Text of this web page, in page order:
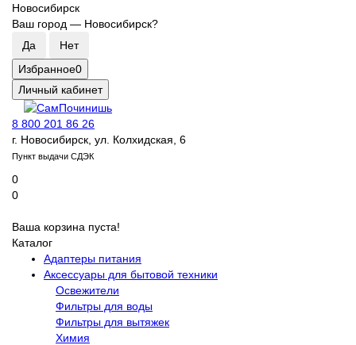
Новосибирск
Ваш город — Новосибирск?
Избранное0
Личный кабинет
8 800 201 86 26
г. Новосибирск, ул. Колхидская, 6
Пункт выдачи СДЭК
0
0
Ваша корзина пуста!
Каталог
Адаптеры питания
Аксессуары для бытовой техники
Освежители
Фильтры для воды
Фильтры для вытяжек
Химия